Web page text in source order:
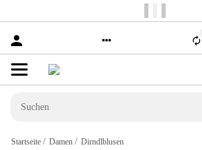
Startseite Damen Dirndlblusen